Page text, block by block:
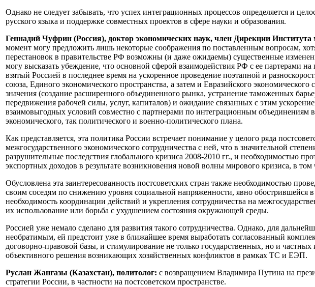
Однако не следует забывать, что успех интеграционных процессов определяется и
русского языка и поддержке совместных проектов в сфере науки и образования.
Геннадий Чуфрин (Россия), доктор экономических наук, член Дирекции
момент могу предложить лишь некоторые соображения по поставленным вопросам,
перестановок в правительстве РФ возможны (и даже ожидаемы) существенные
могу высказать убеждение, что основной сферой взаимодействия РФ с ее партерами
взятый Россией в последнее время на ускоренное проведение поэтапной и
союза, Единого экономического пространства, а затем и Евразийского
значения (создание расширенного объединенного рынка, устранение таможенных
передвижения рабочей силы, услуг, капиталов) и ожидание связанных с этим
взаимовыгодных условий совместно с партнерами по интеграционным объединениям
экономического, так политического и военно-политического плана.
Как представляется, эта политика России встречает понимание у целого ряда
межгосударственного экономического сотрудничества с ней, что в значительной
разрушительные последствия глобального кризиса 2008-2010 гг., и необходимостью
экспортных доходов в результате возникновения новой волны мирового кризиса, в
Обусловлена эта заинтересованность постсоветских стран также необходимостью
своим соседям по снижению уровня социальной напряженности, явно обострившейся
необходимость координации действий и укрепления сотрудничества на
их использование или борьба с ухудшением состояния окружающей среды.
Россией уже немало сделано для развития такого сотрудничества. Однако, для
необратимым, ей предстоит уже в ближайшее время выработать согласованный
договорно-правовой базы, и стимулирование не только государственных, но и
объективного решения возникающих хозяйственных конфликтов в рамках ТС и ЕЭП.
Руслан Жангазы (Казахстан), политолог: с возвращением Владимира Путина на
стратегии России, в частности на постсоветском пространстве.